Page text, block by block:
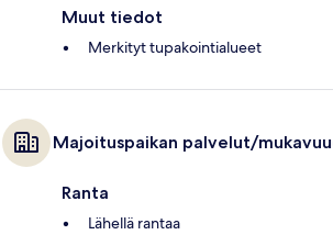
Muut tiedot
Merkityt tupakointialueet
Majoituspaikan palvelut/
Ranta
Lähellä rantaa